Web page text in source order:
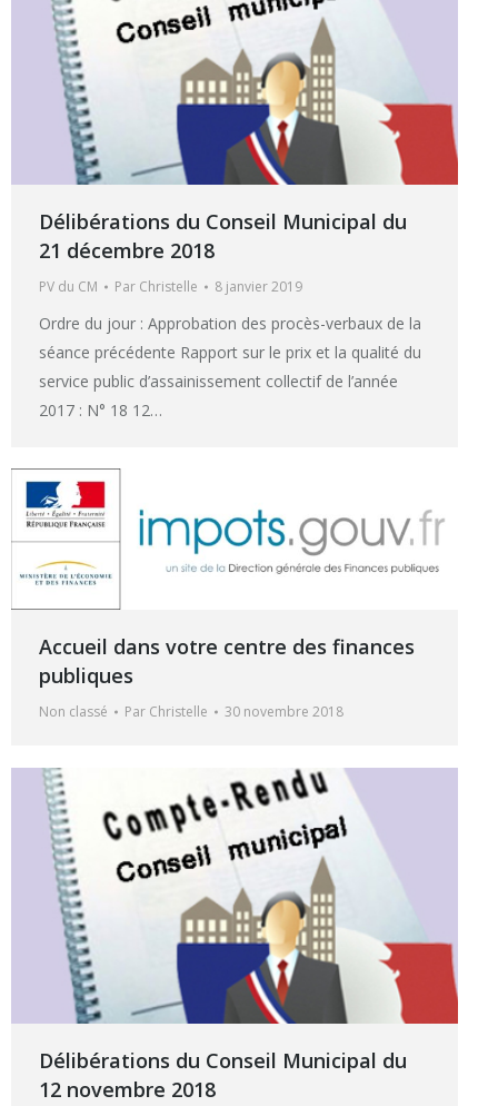
Délibérations du Conseil Municipal du
21 décembre 2018
PV du CM Par Christelle 8 janvier 2019
Ordre du jour : Approbation des procès-verbaux de la
séance précédente Rapport sur le prix et la qualité du
service public d’assainissement collectif de l’année
2017 : N° 18 12…
Accueil dans votre centre des finances
publiques
Non classé Par Christelle 30 novembre 2018
Délibérations du Conseil Municipal du
12 novembre 2018